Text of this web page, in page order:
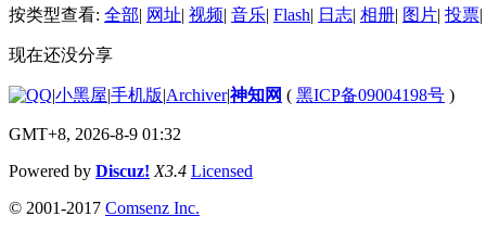
按类型查看: 全部| 网址| 视频| 音乐| Flash| 日志| 相册| 图片| 投票|
现在还没分享
|小黑屋|手机版|Archiver|神知网 ( 黑ICP备09004198号 )
GMT+8, 2026-8-9 01:32
Powered by Discuz! X3.4 Licensed
© 2001-2017 Comsenz Inc.